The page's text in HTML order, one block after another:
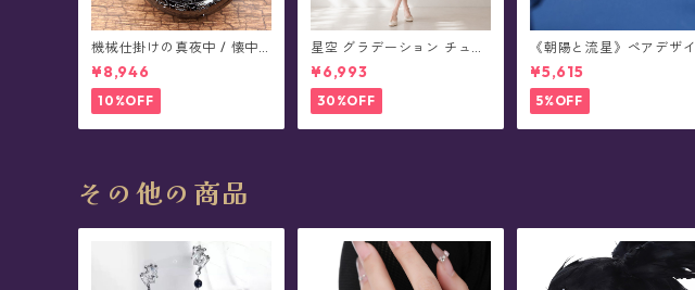
機械仕掛けの真夜中 / 懐中
時計(全4色)
¥8,946
10%OFF
星空 グラデーション チュー
ル プリーツ スカート - Prox
ima(全4色)
¥6,993
30%OFF
《朝陽と流星》ペアデザイ
ン・リング
¥5,615
5%OFF
その他の商品